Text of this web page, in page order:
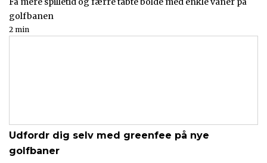
golfbanen
2 min
Udfordr dig selv med greenfee på nye
golfbaner